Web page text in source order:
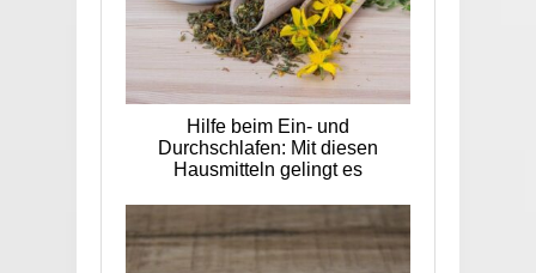
Hilfe beim Ein- und
Durchschlafen: Mit diesen
Hausmitteln gelingt es